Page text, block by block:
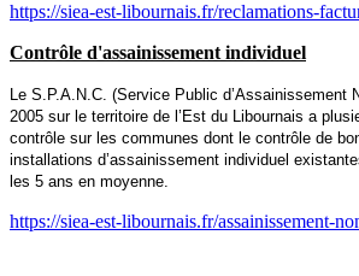
https://siea-est-libournais.fr/reclamations-
Contrôle d'assainissement individuel
Le S.P.A.N.C. (Service Public d’Assainissement
2005 sur le territoire de l’Est du Libournais a
contrôle sur les communes dont le contrôle de
installations d’assainissement individuel
les 5 ans en moyenne.
https://siea-est-libournais.fr/assainissement-